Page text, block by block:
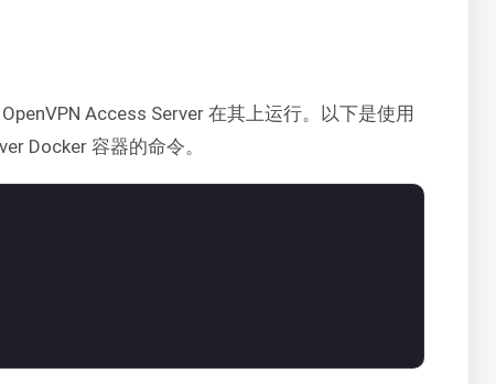
Access Server 在其上运行。以下是使用
Docker 容器的命令。